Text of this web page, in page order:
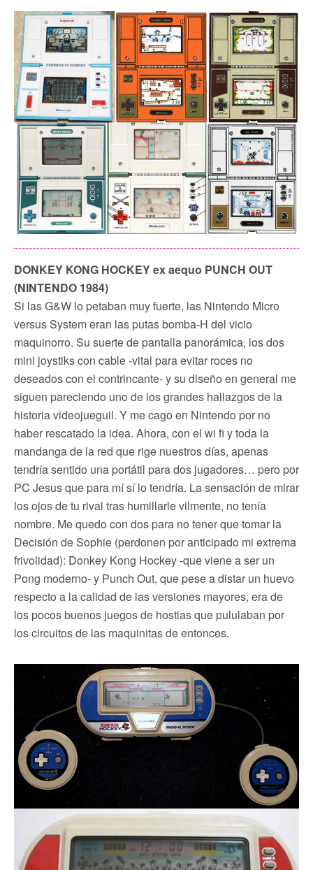
DONKEY KONG HOCKEY ex aequo PUNCH OUT
(NINTENDO 1984)
Si las G&W lo petaban muy fuerte, las Nintendo Micro
versus System eran las putas bomba-H del vicio
maquinorro. Su suerte de pantalla panorámica, los dos
mini joystiks con cable -vital para evitar roces no
deseados con el contrincante- y su diseño en general me
siguen pareciendo uno de los grandes hallazgos de la
historia videojueguil. Y me cago en Nintendo por no
haber rescatado la idea. Ahora, con el wi fi y toda la
mandanga de la red que rige nuestros días, apenas
tendría sentido una portátil para dos jugadores… pero por
PC Jesus que para mí sí lo tendría. La sensación de mirar
los ojos de tu rival tras humillarle vilmente, no tenía
nombre. Me quedo con dos para no tener que tomar la
Decisión de Sophie (perdonen por anticipado mi extrema
frivolidad): Donkey Kong Hockey -que viene a ser un
Pong moderno- y Punch Out, que pese a distar un huevo
respecto a la calidad de las versiones mayores, era de
los pocos buenos juegos de hostias que pululaban por
los circuitos de las maquinitas de entonces.